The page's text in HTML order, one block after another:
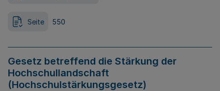
Seite 550
Gesetz betreffend die Stärkung der
Hochschullandschaft
(Hochschulstärkungsgesetz)